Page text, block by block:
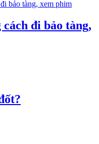
đi bảo tàng,